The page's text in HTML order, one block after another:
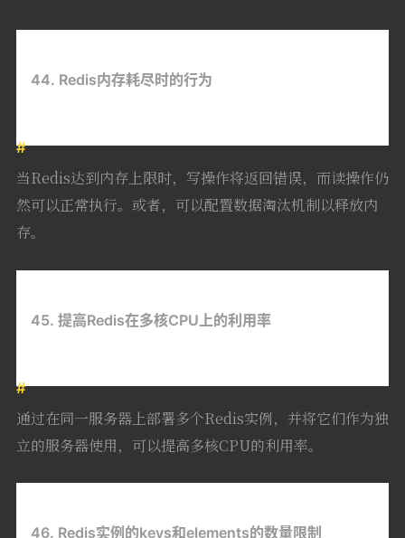
44. Redis内存耗尽时的行为
当Redis达到内存上限时，写操作将返回错误，而读操作仍
然可以正常执行。或者，可以配置数据淘汰机制以释放内
存。
45. 提高Redis在多核CPU上的利用率
通过在同一服务器上部署多个Redis实例，并将它们作为独
立的服务器使用，可以提高多核CPU的利用率。
46. Redis实例的keys和elements的数量限制